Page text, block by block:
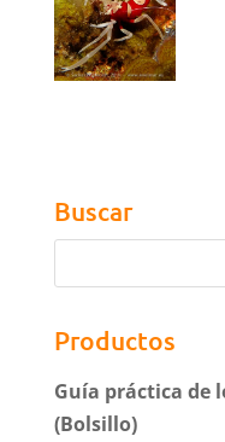
Buscar
Productos
Guía práctica de
(Bolsillo)